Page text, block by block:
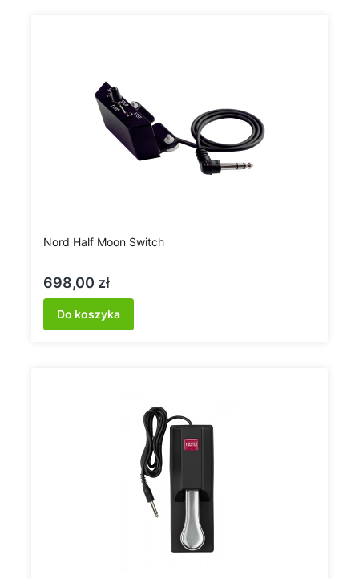
Nord Half Moon Switch
Cena
698,00 zł
Do koszyka